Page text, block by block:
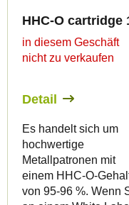
HHC-O cartridge
in diesem Geschäft
nicht zu verkaufen
Detail
Es handelt sich um
hochwertige
Metallpatronen mit
einem HHC-O-
von 95-96 %. Wenn